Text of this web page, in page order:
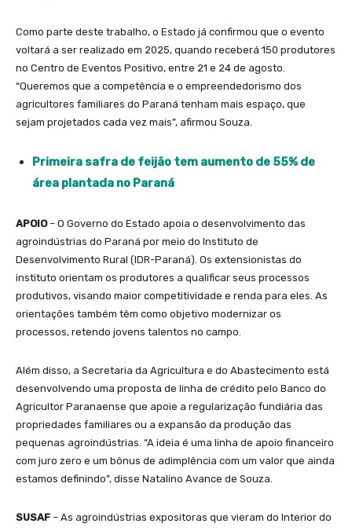
Como parte deste trabalho, o Estado já confirmou que o evento
voltará a ser realizado em 2025, quando receberá 150 produtores
no Centro de Eventos Positivo, entre 21 e 24 de agosto.
“Queremos que a competência e o empreendedorismo dos
agricultores familiares do Paraná tenham mais espaço, que
sejam projetados cada vez mais”, afirmou Souza.
Primeira safra de feijão tem aumento de 55% de
área plantada no Paraná
APOIO – O Governo do Estado apoia o desenvolvimento das
agroindústrias do Paraná por meio do Instituto de
Desenvolvimento Rural (IDR-Paraná). Os extensionistas do
instituto orientam os produtores a qualificar seus processos
produtivos, visando maior competitividade e renda para eles. As
orientações também têm como objetivo modernizar os
processos, retendo jovens talentos no campo.
Além disso, a Secretaria da Agricultura e do Abastecimento está
desenvolvendo uma proposta de linha de crédito pelo Banco do
Agricultor Paranaense que apoie a regularização fundiária das
propriedades familiares ou a expansão da produção das
pequenas agroindústrias. “A ideia é uma linha de apoio financeiro
com juro zero e um bônus de adimplência com um valor que ainda
estamos definindo”, disse Natalino Avance de Souza.
SUSAF – As agroindústrias expositoras que vieram do Interior do